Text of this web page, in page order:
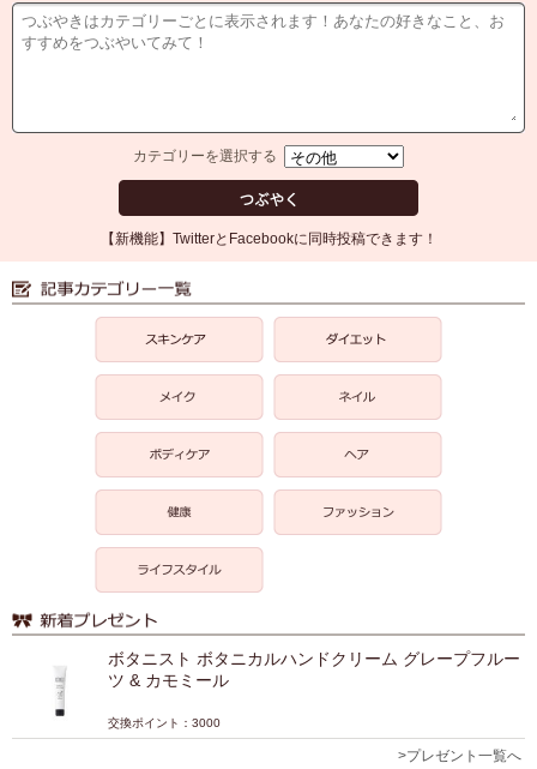
カテゴリーを選択する
【新機能】TwitterとFacebookに同時投稿できます！
ボタニスト ボタニカルハンドクリーム グレープフルー
ツ & カモミール
交換ポイント：3000
>プレゼント一覧へ